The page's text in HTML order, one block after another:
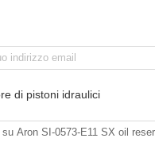
di pistoni idraulici